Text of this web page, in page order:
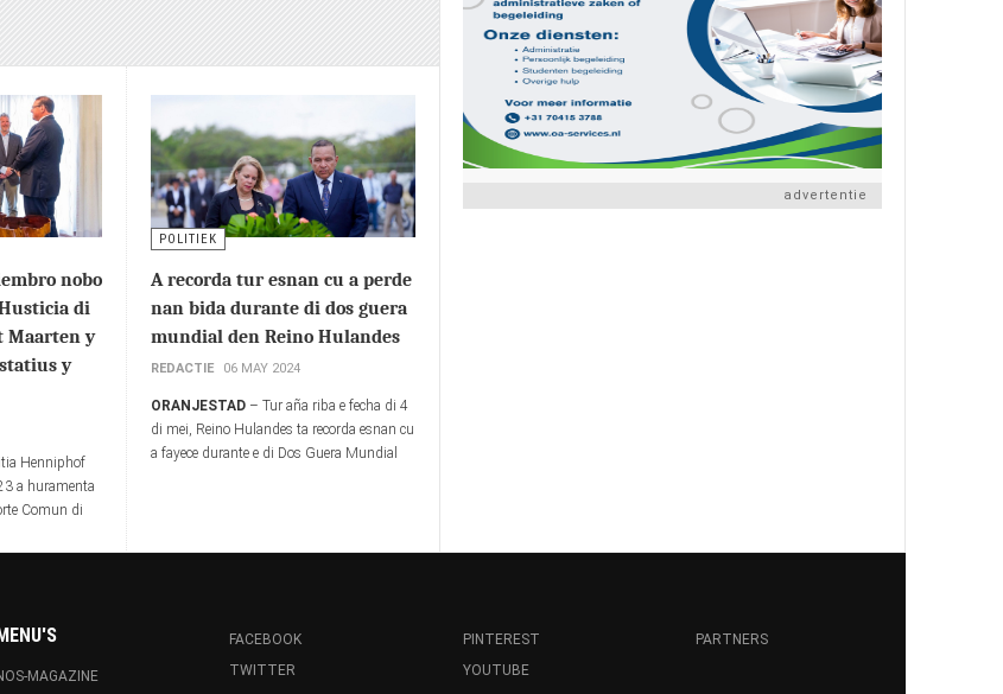
nobo
di
Maarten y
y
Henniphof
a huramenta
Comun di
Saba.
POLITIEK
A recorda tur esnan cu a perde
nan bida durante di dos guera
mundial den Reino Hulandes
REDACTIE 06 MAY 2024
ORANJESTAD – Tur aña riba e fecha di 4
di mei, Reino Hulandes ta recorda esnan cu
a fayece durante e di Dos Guera Mundial
advertentie
MAGAZINE
FACEBOOK
TWITTER
PINTEREST
YOUTUBE
PARTNERS